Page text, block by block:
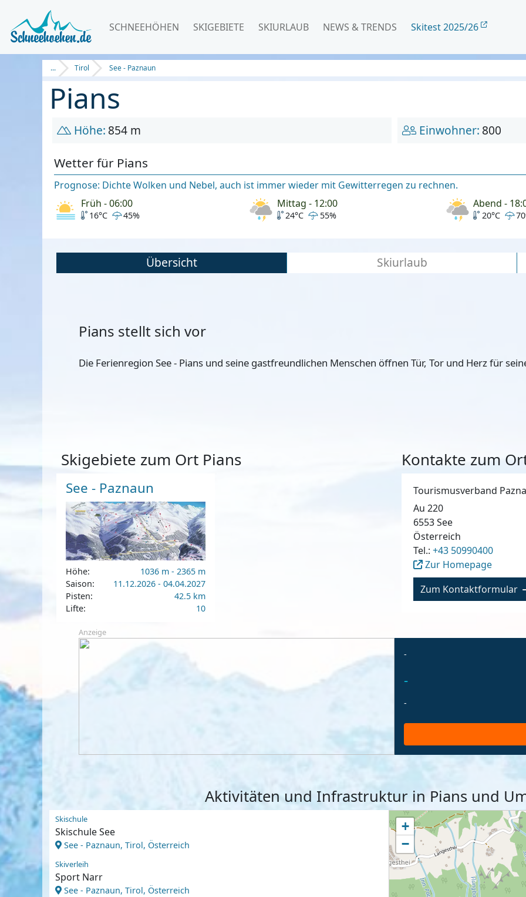
SCHNEEHÖHEN SKIGEBIETE SKIURLAUB NEWS & TRENDS Skitest 2025/26
... Tirol See - Paznaun
Pians
Höhe: 854 m Einwohner: 800
Wetter für Pians
Prognose: Dichte Wolken und Nebel, auch ist immer wieder mit Gewitterregen zu rechnen.
Früh - 06:00
16°C 45%
Mittag - 12:00
24°C 55%
Abend -
20°C
Übersicht Skiurlaub
Pians stellt sich vor
Die Ferienregion See - Pians und seine gastfreundlichen Menschen öffnen Tür, Tor und Herz für
Skigebiete zum Ort Pians
See - Paznaun
Höhe:
1036 m - 2365 m
Saison:
11.12.2026 - 04.04.2027
Pisten:
42.5 km
Lifte:
10
Kontakte zum
Tourismusverband
Au 220
6553See
Österreich
Tel.: +43 50990400
Zur Homepage
Zum Kontaktformular
Anzeige
-
-
-
Aktivitäten und Infrastruktur in Pians und
Skischule
Skischule See
See - Paznaun, Tirol, Österreich
Skiverleih
Sport Narr
See - Paznaun, Tirol, Österreich
+
−